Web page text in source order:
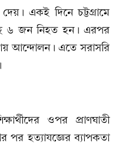
একই দিনে চট্টগ্রামে
৬ জন নিহত হন। এরপর
আন্দোলন। এতে সরাসরি
ওপর প্রাণঘাতী
পর হত্যাযজ্ঞের ব্যাপকতা